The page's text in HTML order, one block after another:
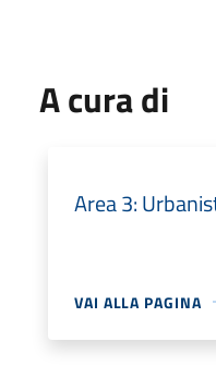
A cura di
Area 3:
VAI ALLA PAGINA